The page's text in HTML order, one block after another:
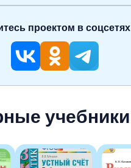
учебники
проектом в соцсетях